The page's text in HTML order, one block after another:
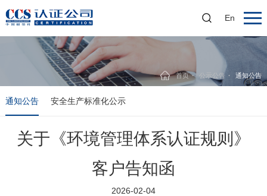
En
首页 公示公告 通知公告
通知公告 安全生产标准化公示
关于《环境管理体系认证规则》
客户告知函
2026-02-04